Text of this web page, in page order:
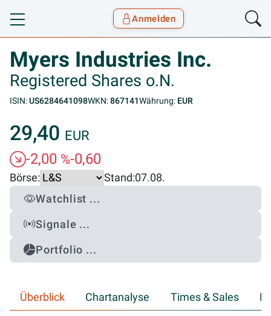
Toggle navigation
Anmelden
Myers Industries Inc.
Registered Shares o.N.
ISIN:US6284641098WKN:867141Währung: EUR
29,40 EUR
-2,00 %-0,60
Börse: Stand:07.08.
Watchlist ...
Signale ...
Portfolio ...
Überblick Chartanalyse Times & Sales